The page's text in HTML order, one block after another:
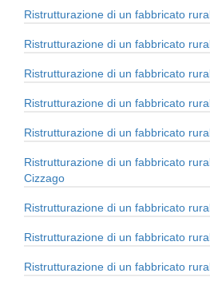
Ristrutturazione di un fabbricato
Ristrutturazione di un fabbricato
Ristrutturazione di un fabbricato
Ristrutturazione di un fabbricato
Ristrutturazione di un fabbricato
Ristrutturazione di un fabbricato
Cizzago
Ristrutturazione di un fabbricato
Ristrutturazione di un fabbricato
Ristrutturazione di un fabbricato